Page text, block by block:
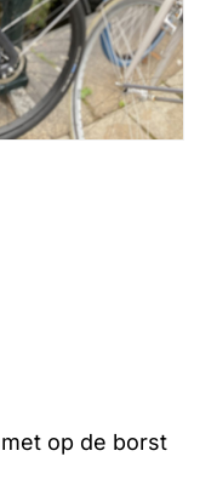
op de borst